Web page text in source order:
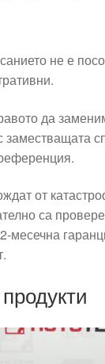
не е
да
от
са
месечна